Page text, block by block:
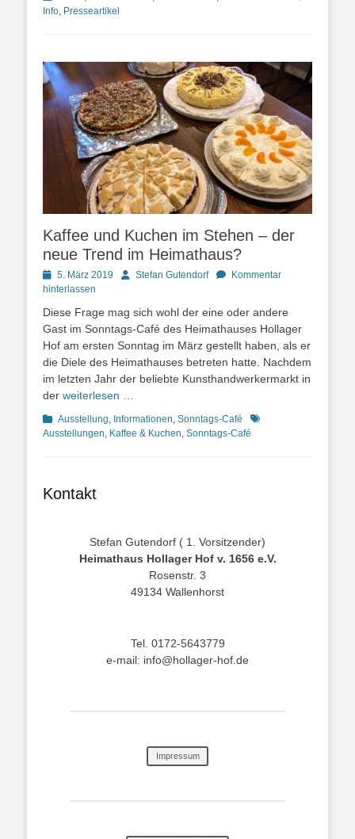
Info, Presseartikel
Kaffee und Kuchen im Stehen – der
neue Trend im Heimathaus?
Posted
on
5. März 2019 AutorStefan Gutendorf
Kommentar
hinterlassen
Diese Frage mag sich wohl der eine oder andere
Gast im Sonntags-Café des Heimathauses Hollager
Hof am ersten Sonntag im März gestellt haben, als er
die Diele des Heimathauses betreten hatte. Nachdem
im letzten Jahr der beliebte Kunsthandwerkermarkt in
der weiterlesen …
Kategorien
Ausstellung Informationen Sonntags-Café
Schlagworte
Ausstellungen Kaffee & Kuchen Sonntags-Café
Kontakt
Stefan Gutendorf ( 1. Vorsitzender)
Heimathaus Hollager Hof v. 1656 e.V.
Rosenstr. 3
49134 Wallenhorst
Tel. 0172-5643779
e-mail: info@hollager-hof.de
Impressum